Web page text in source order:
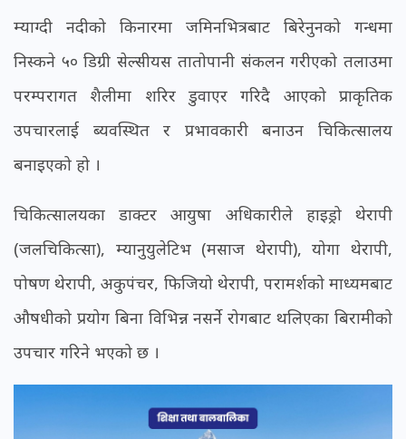
म्याग्दी नदीको किनारमा जमिनभित्रबाट बिरेनुनको गन्धमा
निस्कने ५० डिग्री सेल्सीयस तातोपानी संकलन गरीएको तलाउमा
परम्परागत शैलीमा शरिर डुवाएर गरिदै आएको प्राकृतिक
उपचारलाई ब्यवस्थित र प्रभावकारी बनाउन चिकित्सालय
बनाइएको हो ।
चिकित्सालयका डाक्टर आयुषा अधिकारीले हाइड्रो थेरापी
(जलचिकित्सा), म्यानुयुलेटिभ (मसाज थेरापी), योगा थेरापी,
पोषण थेरापी, अकुपंचर, फिजियो थेरापी, परामर्शको माध्यमबाट
औषधीको प्रयोग बिना विभिन्न नसर्ने रोगबाट थलिएका बिरामीको
उपचार गरिने भएको छ ।